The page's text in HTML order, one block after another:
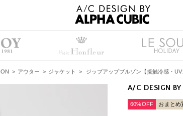
> アウター > ジャケット > ジップアップブルゾン【接触冷感・
A/C DESIGN BY
60%OFF おまとめ